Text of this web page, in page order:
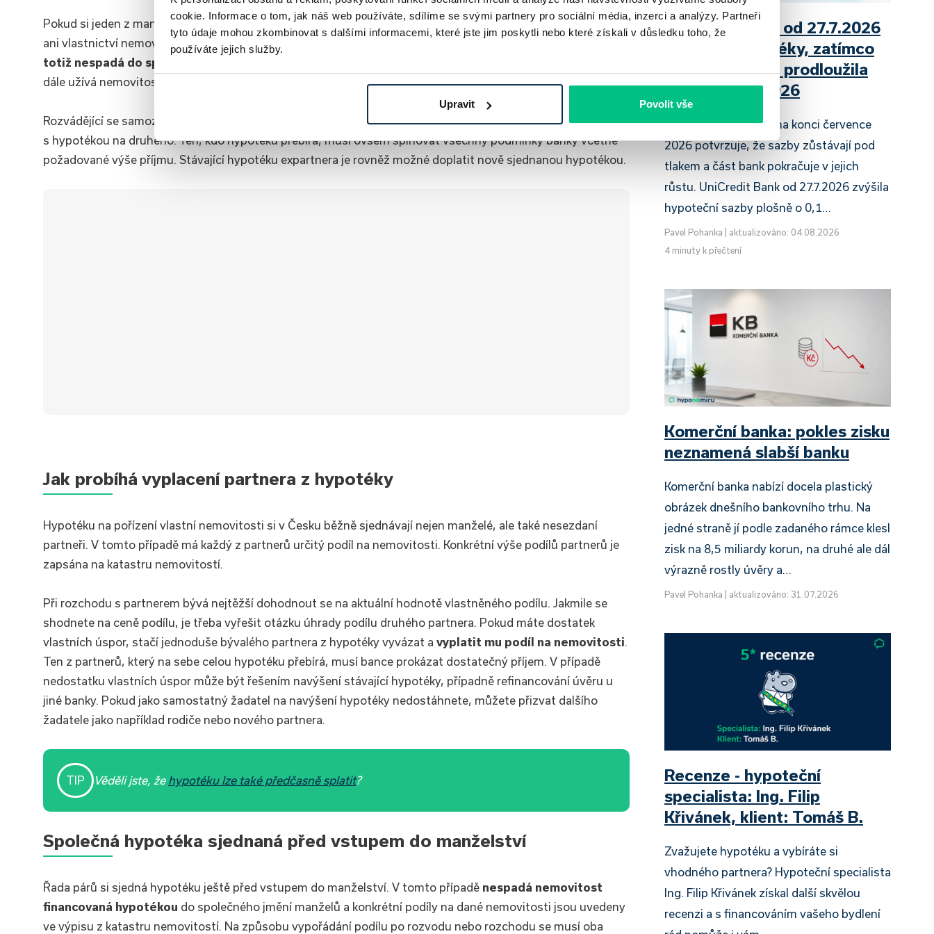
cookie. Informace o tom, jak náš web používáte, sdílíme se svými partnery pro sociální média, inzerci a analýzy. Partneři
tyto údaje mohou zkombinovat s dalšími informacemi, které jste jim poskytli nebo které získali v důsledku toho, že
používáte jejich služby.
Upravit Povolit vše
Pokud si jeden z manželů sjednal hypotéku na nemovitost ještě za svobodna, rozvod na stávající hypotéce
ani vlastnictví nemovitosti nic nemění. Dům, byt,
nemovitost pořízená na hypotéku
totiž nespadá do společného jmění manželů
dále užívá nemovitost ten, kdo ji vlastní, a také pokračuje ve splácení hypotéky.
Rozvádějící se samozřejmě mohou dohodnout i jinak. Jeden z manželů může například převést nemovitosti i
s hypotékou na druhého. Ten, kdo hypotéku přebírá, musí ovšem splňovat všechny podmínky banky včetně
požadované výše příjmu. Stávající hypotéku expartnera je rovněž možné doplatit nově sjednanou hypotékou.
✅Doba splácení:
30 let
✅Výše úvěru:
Jak probíhá vyplacení partnera z hypotéky
Hypotéku na pořízení vlastní nemovitosti si v Česku běžně sjednávají nejen manželé, ale také nesezdaní
partneři. V tomto případě má každý z partnerů určitý podíl na nemovitosti. Konkrétní výše podílů partnerů je
zapsána na katastru nemovitostí.
Při rozchodu s partnerem bývá nejtěžší dohodnout se na aktuální hodnotě vlastněného podílu. Jakmile se
shodnete na ceně podílu, je třeba vyřešit otázku úhrady podílu druhého partnera. Pokud máte dostatek
vlastních úspor, stačí jednoduše bývalého partnera z hypotéky vyvázat a vyplatit mu podíl na nemovitosti.
Ten z partnerů, který na sebe celou hypotéku přebírá, musí bance prokázat dostatečný příjem. V případě
nedostatku vlastních úspor může být řešením navýšení stávající hypotéky, případně refinancování úvěru u
jiné banky. Pokud jako samostatný žadatel na navýšení hypotéky nedostáhnete, můžete přizvat dalšího
žadatele jako například rodiče nebo nového partnera.
TIP Věděli jste, že hypotéku lze také předčasně splatit?
Společná hypotéka sjednaná před vstupem do manželství
Řada párů si sjedná hypotéku ještě před vstupem do manželství. V tomto případě nespadá nemovitost
financovaná hypotékou do společného jmění manželů a konkrétní podíly na dané nemovitosti jsou uvedeny
ve výpisu z katastru nemovitostí. Na způsobu vypořádání podílu po rozvodu nebo rozchodu se musí oba
UniCredit Bank od 27.7.2026
zdražuje hypotéky, zatímco
Raiffeisenbank prodloužila
slevu do 6.9.2026
Český hypoteční trh na konci července
2026 potvrzuje, že sazby zůstávají pod
tlakem a část bank pokračuje v jejich
růstu. UniCredit Bank od 27.7.2026 zvýšila
hypoteční sazby plošně o 0,1…
Pavel Pohanka
aktualizováno: 04.08.2026
4 minuty k přečtení
Komerční banka: pokles zisku
neznamená slabší banku
Komerční banka nabízí docela plastický
obrázek dnešního bankovního trhu. Na
jedné straně jí podle zadaného rámce klesl
zisk na 8,5 miliardy korun, na druhé ale dál
výrazně rostly úvěry a…
Pavel Pohanka aktualizováno: 31.07.2026
Recenze - hypoteční
specialista: Ing. Filip
Křivánek, klient: Tomáš B.
Zvažujete hypotéku a vybíráte si
vhodného partnera? Hypoteční specialista
Ing. Filip Křivánek získal další skvělou
recenzi a s financováním vašeho bydlení